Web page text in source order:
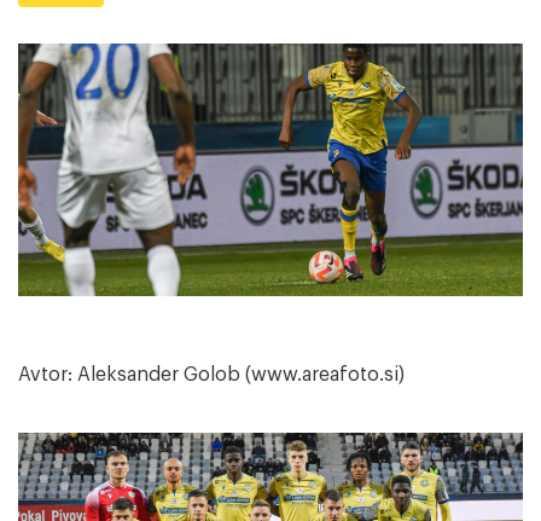
Avtor: Aleksander Golob (www.areafoto.si)